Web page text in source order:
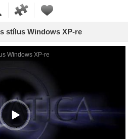
stílus Windows XP-re